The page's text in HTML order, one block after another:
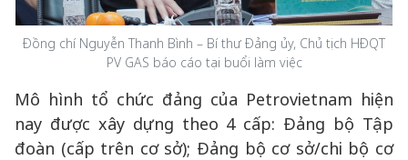
Đồng chí Nguyễn Thanh Bình – Bí thư Đảng ủy, Chủ tịch HĐQT
PV GAS báo cáo tại buổi làm việc
Mô hình tổ chức đảng của Petrovietnam hiện
nay được xây dựng theo 4 cấp: Đảng bộ Tập
đoàn (cấp trên cơ sở); Đảng bộ cơ sở/chi bộ cơ